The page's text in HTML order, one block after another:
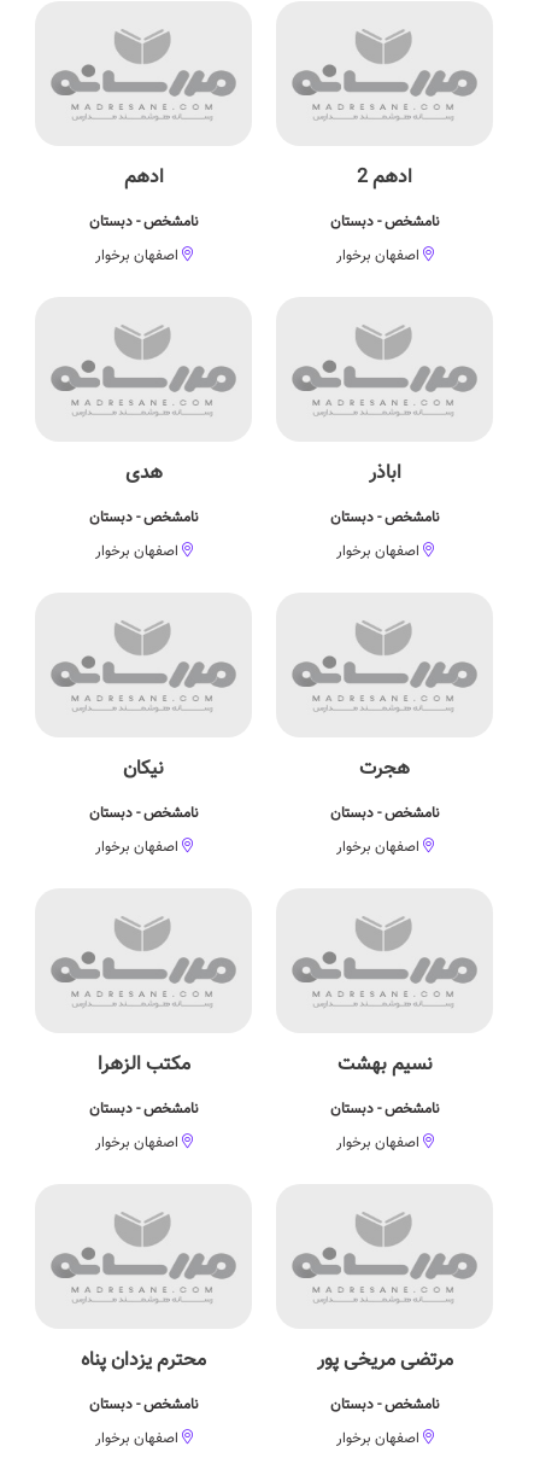
ادهم 2
نامشخص - دبستان
اصفهان برخوار
ادهم
نامشخص - دبستان
اصفهان برخوار
اباذر
نامشخص - دبستان
اصفهان برخوار
هدی
نامشخص - دبستان
اصفهان برخوار
هجرت
نامشخص - دبستان
اصفهان برخوار
نیکان
نامشخص - دبستان
اصفهان برخوار
نسیم بهشت
نامشخص - دبستان
اصفهان برخوار
مکتب الزهرا
نامشخص - دبستان
اصفهان برخوار
مرتضی مریخی پور
نامشخص - دبستان
اصفهان برخوار
محترم یزدان پناه
نامشخص - دبستان
اصفهان برخوار